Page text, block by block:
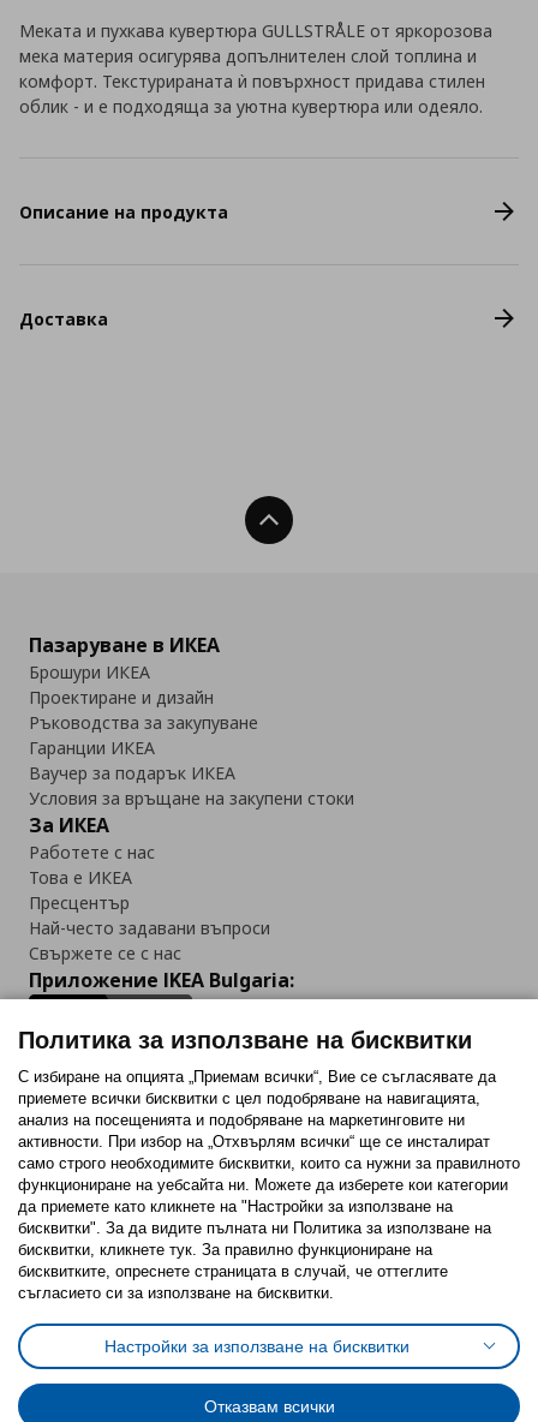
Меката и пухкава кувертюра GULLSTRÅLE от яркорозова
мека материя осигурява допълнителен слой топлина и
комфорт. Текстурираната ѝ повърхност придава стилен
облик - и е подходяща за уютна кувертюра или одеяло.
Описание на продукта
Доставка
Нагоре
Пазаруване в ИКЕА
Брошури ИКЕА
Проектиране и дизайн
Ръководства за закупуване
Гаранции ИКЕА
Ваучер за подарък ИКЕА
Условия за връщане на закупени стоки
За ИКЕА
Работете с нас
Това е ИКЕА
Пресцентър
Най-често задавани въпроси
Свържете се с нас
Приложение IKEA Bulgaria:
Последвайте ни:
FacebookTwitterYoutubePinterestInstagram
Политика за използване на бисквитки (Cookies)
Избор на настройки за използване на бисквитки
Условия за ползване на ikea.bgОбща политика за личните данни
Политика за защита на личните данни на ikea.bg
Общи условия на програма IKEA Family
Политика за използване на бисквитки
С избиране на опцията „Приемам всички“, Вие се съгласявате да
приемете всички бисквитки с цел подобряване на навигацията,
анализ на посещенията и подобряване на маркетинговите ни
активности. При избор на „Отхвърлям всички“ ще се инсталират
само строго необходимитe бисквитки, които са нужни за правилното
функциониране на уебсайта ни. Можете да изберете кои категории
да приемете като кликнете на "Настройки за използване на
бисквитки". За да видите пълната ни Политика за използване на
бисквитки, кликнете тук. За правилно функциониране на
бисквитките, опреснете страницата в случай, че оттеглите
съгласието си за използване на бисквитки.
Настройки за използване на бисквитки
Отказвам всички